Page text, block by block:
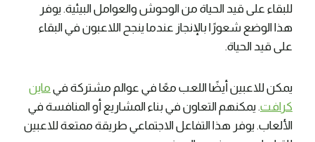
للبقاء على قيد الحياة من الوحوش والعوامل البيئية. يوفر
هذا الوضع شعورًا بالإنجاز عندما ينجح اللاعبون في البقاء
على قيد الحياة.
يمكن للاعبين أيضًا اللعب معًا في عوالم مشتركة في ماين
كرافت. يمكنهم التعاون في بناء المشاريع أو المنافسة في
الألعاب. يوفر هذا التفاعل الاجتماعي طريقة ممتعة للاعبين